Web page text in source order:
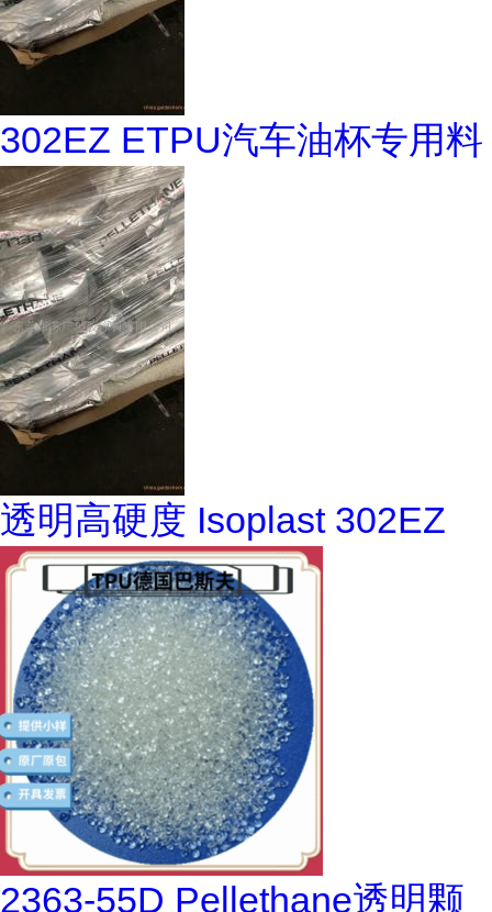
302EZ ETPU汽车油杯专用料
透明高硬度 Isoplast 302EZ
2363-55D Pellethane透明颗